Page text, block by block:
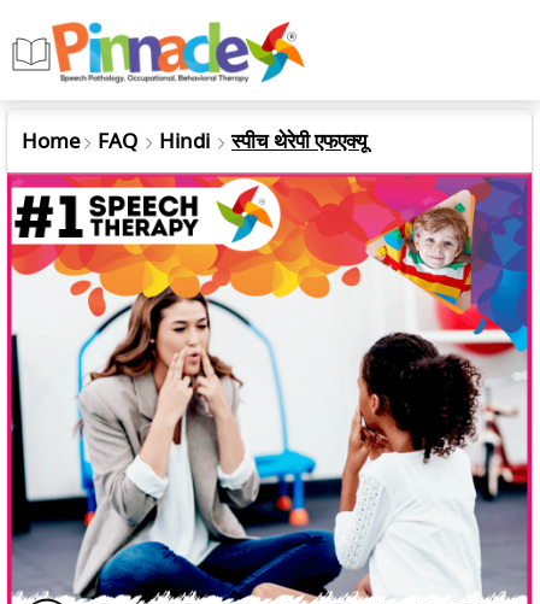
Home FAQ Hindi स्पीच थेरेपी एफएक्यू